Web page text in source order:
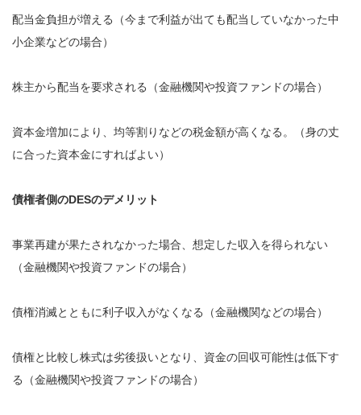
配当金負担が増える（今まで利益が出ても配当していなかった中
小企業などの場合）
株主から配当を要求される（金融機関や投資ファンドの場合）
資本金増加により、均等割りなどの税金額が高くなる。（身の丈
に合った資本金にすればよい）
債権者側のDESのデメリット
事業再建が果たされなかった場合、想定した収入を得られない
（金融機関や投資ファンドの場合）
債権消滅とともに利子収入がなくなる（金融機関などの場合）
債権と比較し株式は劣後扱いとなり、資金の回収可能性は低下す
る（金融機関や投資ファンドの場合）